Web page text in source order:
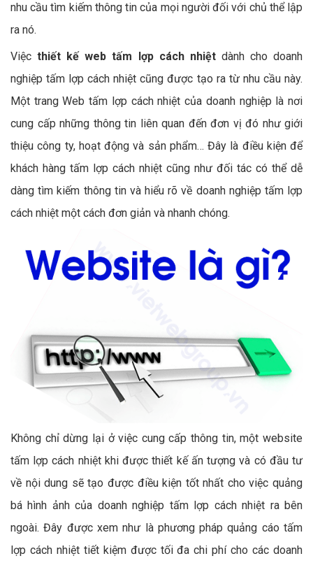
nhu cầu tìm kiếm thông tin của mọi người đối với chủ thể lập
ra nó.
Việcthiết kế web tấm lợp cách nhiệtdành cho doanh
nghiệp tấm lợp cách nhiệt cũng được tạo ra từ nhu cầu này.
Một trang Web tấm lợp cách nhiệt của doanh nghiệp là nơi
cung cấp những thông tin liên quan đến đơn vị đó như giới
thiệu công ty, hoạt động và sản phẩm… Đây là điều kiện để
khách hàng tấm lợp cách nhiệt cũng như đối tác có thể dễ
dàng tìm kiếm thông tin và hiểu rõ về doanh nghiệp tấm lợp
cách nhiệt một cách đơn giản và nhanh chóng.
Không chỉ dừng lại ở việc cung cấp thông tin, một website
tấm lợp cách nhiệt khi được thiết kế ấn tượng và có đầu tư
về nội dung sẽ tạo được điều kiện tốt nhất cho việc quảng
bá hình ảnh của doanh nghiệp tấm lợp cách nhiệt ra bên
ngoài. Đây được xem như là phương pháp quảng cáo tấm
lợp cách nhiệt tiết kiệm được tối đa chi phí cho các doanh